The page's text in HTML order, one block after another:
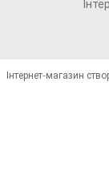
Інтернет-магазин